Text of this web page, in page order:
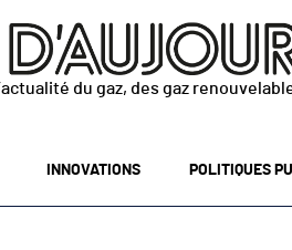
du gaz, des gaz
INNOVATIONS POLITIQUES